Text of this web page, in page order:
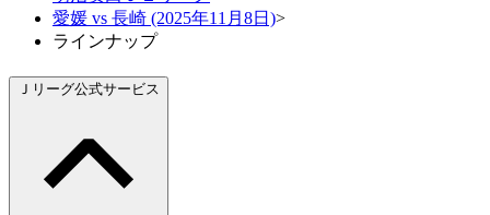
愛媛 vs 長崎 (2025年11月8日)>
ラインナップ
Ｊリーグ公式サービス